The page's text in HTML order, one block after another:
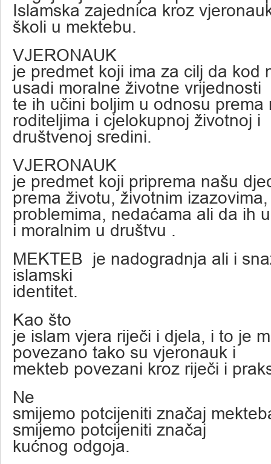
Islamska zajednica kroz
školi u mektebu.
VJERONAUK
je predmet koji ima za cilj da kod
usadi moralne životne vrijednosti
te ih učini boljim u odnosu prema
roditeljima i cjelokupnoj životnoj i
društvenoj sredini.
VJERONAUK
je predmet koji priprema našu
prema životu, životnim izazovima,
problemima, nedaćama ali da ih
i moralnim u društvu .
MEKTEB je nadogradnja ali i
islamski
identitet.
Kao što
je islam vjera riječi i djela, i to je
povezano tako su vjeronauk i
mekteb povezani kroz riječi i
Ne
smijemo potcijeniti značaj
smijemo potcijeniti značaj
kućnog odgoja.